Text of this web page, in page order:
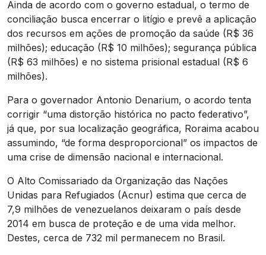
Ainda de acordo com o governo estadual, o termo de
conciliação busca encerrar o litígio e prevê a aplicação
dos recursos em ações de promoção da saúde (R$ 36
milhões); educação (R$ 10 milhões); segurança pública
(R$ 63 milhões) e no sistema prisional estadual (R$ 6
milhões).
Para o governador Antonio Denarium, o acordo tenta
corrigir “uma distorção histórica no pacto federativo”,
já que, por sua localização geográfica, Roraima acabou
assumindo, “de forma desproporcional” os impactos de
uma crise de dimensão nacional e internacional.
O Alto Comissariado da Organização das Nações
Unidas para Refugiados (Acnur) estima que cerca de
7,9 milhões de venezuelanos deixaram o país desde
2014 em busca de proteção e de uma vida melhor.
Destes, cerca de 732 mil permanecem no Brasil.